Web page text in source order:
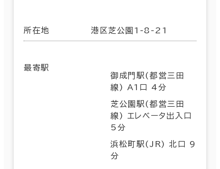
所在地 港区芝公園1-8-21
最寄駅
御成門駅(都営三田
線) A1口 4分
芝公園駅(都営三田
線) エレベータ出入口
5分
浜松町駅(JR) 北口 9
分